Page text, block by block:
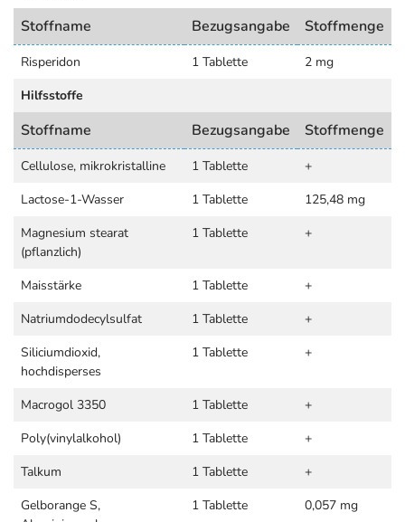
Stoffname Bezugsangabe Stoffmenge
Risperidon 1 Tablette
2 mg
Hilfsstoffe
Stoffname Bezugsangabe Stoffmenge
Cellulose, mikrokristalline 1 Tablette
+
Lactose-1-Wasser
1 Tablette
125,48 mg
Magnesium stearat
(pflanzlich)
1 Tablette +
Maisstärke 1 Tablette
+
Natriumdodecylsulfat
1 Tablette
+
Siliciumdioxid,
hochdisperses
1 Tablette +
Macrogol 3350 1 Tablette
+
Poly(vinylalkohol)
1 Tablette
+
Talkum
1 Tablette
+
Gelborange S,
1 Tablette 0,057 mg